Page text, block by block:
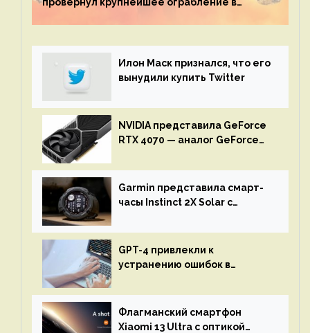
механике
Илон Маск признался, что его
вынудили купить Twitter
NVIDIA представила GeForce
RTX 4070 — аналог GeForce
Garmin представила смарт-
часы Instinct 2X Solar с
GPT-4 привлекли к
устранению ошибок в
остановится до полного
восстановления кода и
объяснит, что пошло не так
Флагманский смартфон
Xiaomi 13 Ultra с оптикой